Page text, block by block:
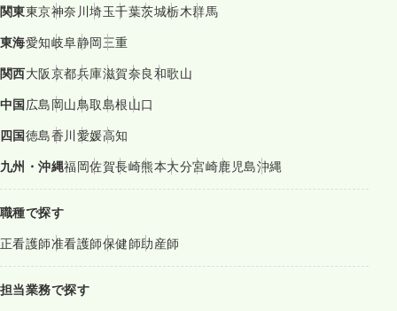
関東東京神奈川埼玉千葉茨城栃木群馬
東海愛知岐阜静岡三重
関西大阪京都兵庫滋賀奈良和歌山
中国広島岡山鳥取島根山口
四国徳島香川愛媛高知
九州・沖縄福岡佐賀長崎熊本大分宮崎鹿児島沖縄
職種で探す
正看護師准看護師保健師助産師
担当業務で探す